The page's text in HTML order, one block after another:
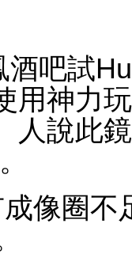
酒吧試
用神力
人說此
像圈